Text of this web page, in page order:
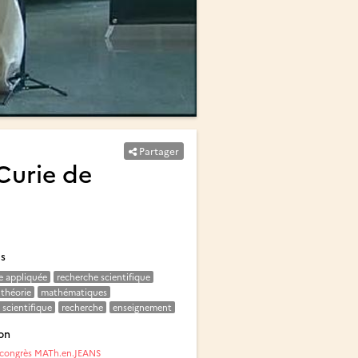
Partager
de
appliquée
recherche scientifique
théorie
mathématiques
scientifique
recherche enseignement
MATh.en.JEANS